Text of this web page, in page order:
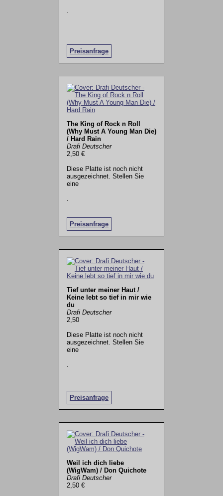
Preisanfrage
.
The King of Rock n Roll
(Why Must A Young Man Die)
/ Hard Rain
Drafi Deutscher
2,50 €
Diese Platte ist noch nicht
ausgezeichnet. Stellen Sie
eine
Preisanfrage
.
Tief unter meiner Haut /
Keine lebt so tief in mir wie
du
Drafi Deutscher
2,50
Diese Platte ist noch nicht
ausgezeichnet. Stellen Sie
eine
Preisanfrage
Weil ich dich liebe
(WigWam) / Don Quichote
Drafi Deutscher
2,50 €